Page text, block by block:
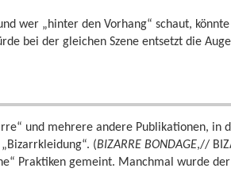
wer „hinter den Vorhang“ schaut,
bei der gleichen Szene entsetzt die
und mehrere andere Publikationen, in
(BIZARRE BONDAGE,//
Praktiken gemeint. Manchmal wurde